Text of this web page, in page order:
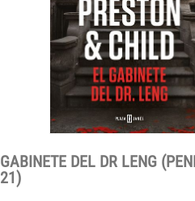
GABINETE DEL DR LENG
21)